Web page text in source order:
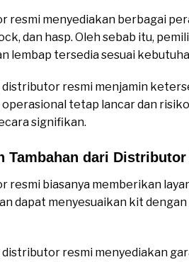
resmi menyediakan berbagai
dan hasp. Oleh sebab itu,
lembap tersedia sesuai
distributor resmi menjamin
operasional tetap lancar dan
signifikan.
Tambahan dari Distributor
resmi biasanya memberikan
dapat menyesuaikan kit
distributor resmi menyediakan